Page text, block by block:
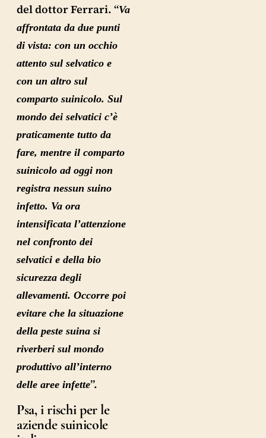
del dottor Ferrari. “Va
affrontata da due punti
di vista: con un occhio
attento sul selvatico e
con un altro sul
comparto suinicolo. Sul
mondo dei selvatici c’è
praticamente tutto da
fare, mentre il comparto
suinicolo ad oggi non
registra nessun suino
infetto. Va ora
intensificata l’attenzione
nel confronto dei
selvatici e della bio
sicurezza degli
allevamenti. Occorre poi
evitare che la situazione
della peste suina si
riverberi sul mondo
produttivo all’interno
delle aree infette”.
Psa, i rischi per le
aziende suinicole